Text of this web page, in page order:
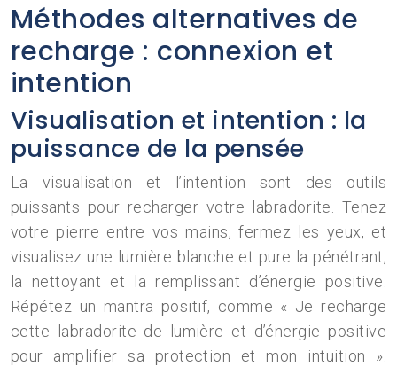
Méthodes alternatives de
recharge : connexion et
intention
Visualisation et intention : la
puissance de la pensée
La visualisation et l’intention sont des outils
puissants pour recharger votre labradorite. Tenez
votre pierre entre vos mains, fermez les yeux, et
visualisez une lumière blanche et pure la pénétrant,
la nettoyant et la remplissant d’énergie positive.
Répétez un mantra positif, comme « Je recharge
cette labradorite de lumière et d’énergie positive
pour amplifier sa protection et mon intuition ».